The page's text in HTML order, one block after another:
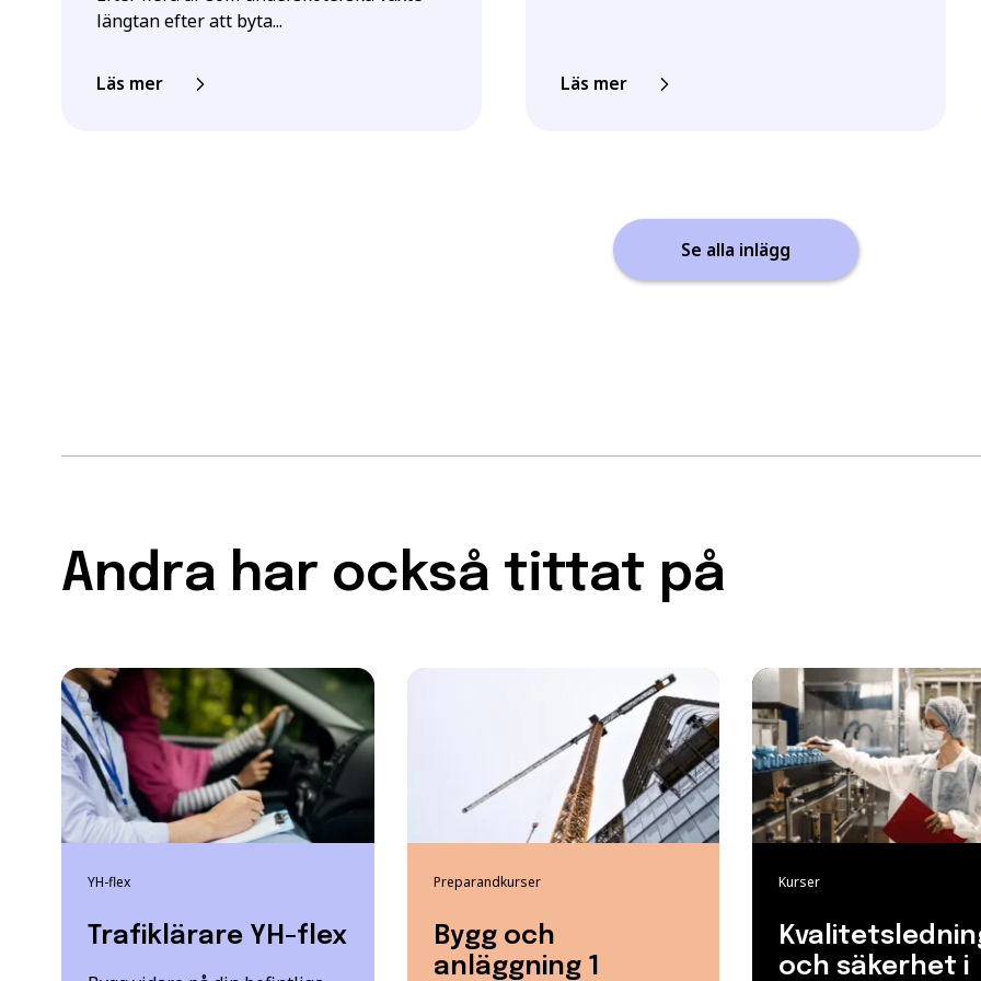
längtan efter att byta...
Läs mer Läs mer
Se alla inlägg
Andra har också tittat på
YH-flex
Trafiklärare YH-flex
Preparandkurser
Bygg och
anläggning 1
Kurser
och säkerhet i